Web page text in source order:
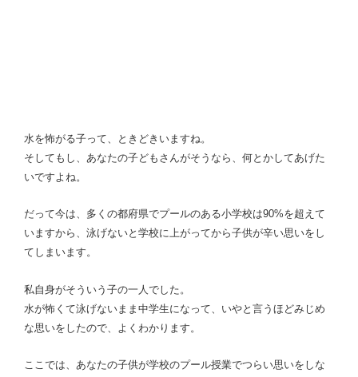
水を怖がる子って、ときどきいますね。
そしてもし、あなたの子どもさんがそうなら、何とかしてあげた
いですよね。
だって今は、多くの都府県でプールのある小学校は90%を超えて
いますから、泳げないと学校に上がってから子供が辛い思いをし
てしまいます。
私自身がそういう子の一人でした。
水が怖くて泳げないまま中学生になって、いやと言うほどみじめ
な思いをしたので、よくわかります。
ここでは、あなたの子供が学校のプール授業でつらい思いをしな